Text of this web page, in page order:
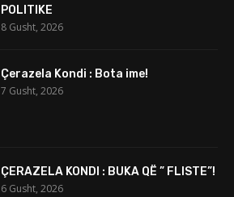
POLITIKE
8 Gusht, 2026
Çerazela Kondi : Bota ime!
7 Gusht, 2026
ÇERAZELA KONDI : BUKA QË ” FLISTE”!
6 Gusht, 2026